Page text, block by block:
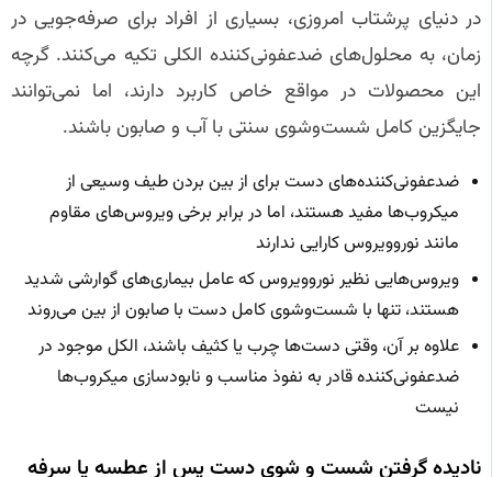
در دنیای پرشتاب امروزی، بسیاری از افراد برای صرفه‌جویی در
زمان، به محلول‌های ضدعفونی‌کننده الکلی تکیه می‌کنند. گرچه
این محصولات در مواقع خاص کاربرد دارند، اما نمی‌توانند
جایگزین کامل شست‌وشوی سنتی با آب و صابون باشند.
ضدعفونی‌کننده‌های دست برای از بین بردن طیف وسیعی از
میکروب‌ها مفید هستند، اما در برابر برخی ویروس‌های مقاوم
مانند نوروویروس کارایی ندارند
ویروس‌هایی نظیر نوروویروس که عامل بیماری‌های گوارشی شدید
هستند، تنها با شست‌وشوی کامل دست با صابون از بین می‌روند
علاوه بر آن، وقتی دست‌ها چرب یا کثیف باشند، الکل موجود در
ضدعفونی‌کننده قادر به نفوذ مناسب و نابودسازی میکروب‌ها
نیست
نادیده گرفتن شست‌ و شوی دست پس از عطسه یا سرفه